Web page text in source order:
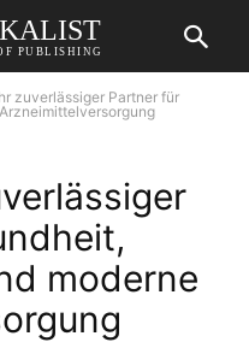
PUBLISHING
zuverlässiger Partner für
moderne